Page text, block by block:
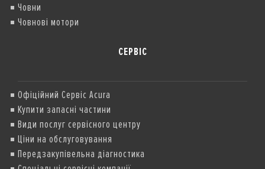
Човни
Човнові мотори
СЕРВІС
Офіційний Сервіс Acura
Купити запасні частини
Види послуг сервісного центру
Ціни на обслуговування
Передзакупівельна діагностика